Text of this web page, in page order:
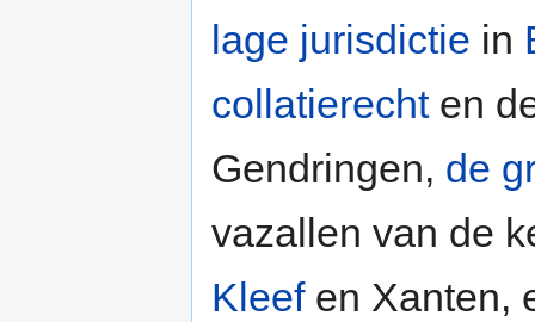
lage jurisdictie in
collatierechten
Gendringen, de
vazallen van de
Kleefen Xanten,